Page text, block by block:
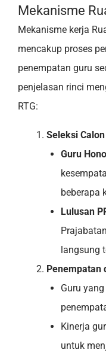
Mekanisme
Mekanisme kerja
mencakup proses
penempatan guru
penjelasan rinci
RTG:
Seleksi
Guru
beberapa
Lulusan
langsung
Penempatan
Guru
Kinerja
untuk